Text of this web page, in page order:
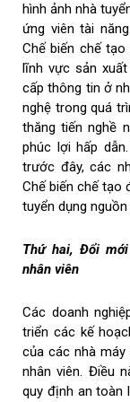
hình ảnh nhà
ứng viên tài
Chế biến chế
lĩnh vực sản
cấp thông tin ở
nghệ trong quá
thăng tiến nghề
phúc lợi hấp
trước đây, các
Chế biến chế tạo
tuyển dụng
Thứ hai, Đổi
nhân viên
Các doanh
triển các kế
của các nhà
nhân viên. Điều
quy định an toàn